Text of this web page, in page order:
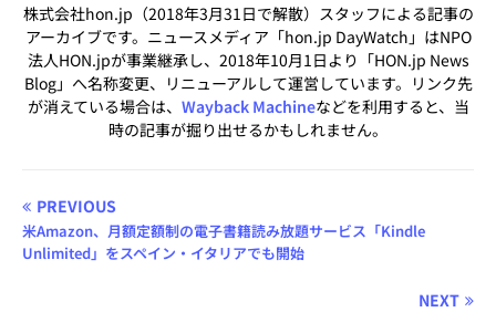
株式会社hon.jp（2018年3月31日で解散）スタッフによる記事の
アーカイブです。ニュースメディア「hon.jp DayWatch」はNPO
法人HON.jpが事業継承し、2018年10月1日より「HON.jp News
Blog」へ名称変更、リニューアルして運営しています。リンク先
が消えている場合は、 Wayback Machineなどを利用すると、当
時の記事が掘り出せるかもしれません。
PREVIOUS
米Amazon、月額定額制の電子書籍読み放題サービス「Kindle
Unlimited」をスペイン・イタリアでも開始
NEXT